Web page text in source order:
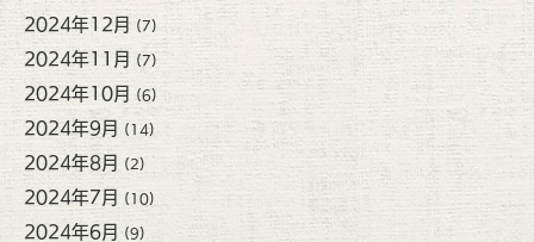
2024年12月 (7)
2024年11月 (7)
2024年10月 (6)
2024年9月 (14)
2024年8月 (2)
2024年7月 (10)
2024年6月 (9)